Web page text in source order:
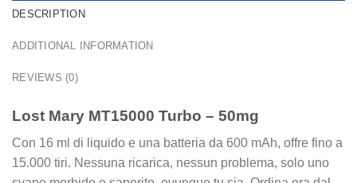
DESCRIPTION
ADDITIONAL INFORMATION
REVIEWS (0)
Lost Mary MT15000 Turbo – 50mg
Con 16 ml di liquido e una batteria da 600 mAh, offre fino a
15.000 tiri. Nessuna ricarica, nessun problema, solo uno